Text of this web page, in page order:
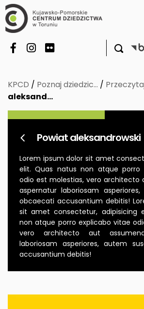

KPCD / Poznaj dziedzic… /
aleksand…
 Powiat aleksandrowski
Lorem ipsum dolor sit amet
elit. Quas natus non atque porro
odio est molestias, vero architecto
aspernatur laboriosam
obcaecati accusantium debitis!
sit amet consectetur, adipisicing
non atque porro explicabo vitae
vero architecto aut
laboriosam asperiores, autem
accusantium debitis!